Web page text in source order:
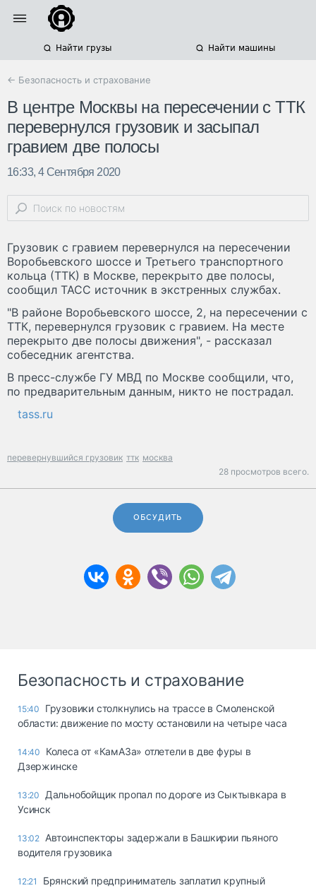
Найти грузы Найти машины
← Безопасность и страхование
В центре Москвы на пересечении с ТТК
перевернулся грузовик и засыпал
гравием две полосы
16:33, 4 Сентября 2020
Грузовик с гравием перевернулся на пересечении
Воробьевского шоссе и Третьего транспортного
кольца (ТТК) в Москве, перекрыто две полосы,
сообщил ТАСС источник в экстренных службах.
"В районе Воробьевского шоссе, 2, на пересечении с
ТТК, перевернулся грузовик с гравием. На месте
перекрыто две полосы движения", - рассказал
собеседник агентства.
В пресс-службе ГУ МВД по Москве сообщили, что,
по предварительным данным, никто не пострадал.
tass.ru
перевернувшийся грузовик ттк москва
28 просмотров всего.
ОБСУДИТЬ
Безопасность и страхование
15:40
Грузовики столкнулись на трассе в Смоленской
области: движение по мосту остановили на четыре часа
14:40
Колеса от «КамАЗа» отлетели в две фуры в
Дзержинске
13:20
Дальнобойщик пропал по дороге из Сыктывкара в
Усинск
13:02 Автоинспекторы задержали в Башкирии пьяного
водителя грузовика
12:21
Брянский предприниматель заплатил крупный